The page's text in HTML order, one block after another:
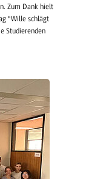
Zum Dank hielt
"Wille schlägt
Studierenden